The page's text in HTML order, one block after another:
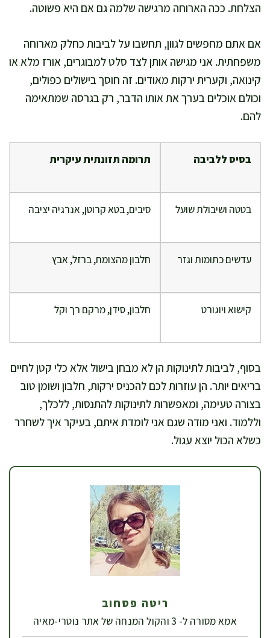
הצלחת. ככה הארוחה מרגישה שלמה גם אם היא פשוטה.
אם אתם מחפשים לגוון, תחשבו על לביבות כחלק מארוחה
משפחתית. אני מגישה אותן לצד סלט למבוגרים, אורז מלא או
קינואה, וקערית ירקות מאודים. זה חוסך בישולים כפולים,
וכולם אוכלים בערך את אותו הדבר, רק בגרסה שמתאימה
להם.
בסיס ללביבה תרומה תזונתית עיקרית
בטטה ושיבולת שועל סיבים, בטא קרוטן, אנרגיה יציבה
עדשים כתומות וגזר חלבון מהצומח, ברזל, אבץ
קישוא ויוגורט חלבון, סידן, מרקם רך וקל
בסוף, לביבות לתינוקות הן לא מבחן בישול אלא כלי קטן לחיים
בריאים יותר. הן עוזרות לכם להכניס ירקות, חלבון ושומן טוב
בצורה טעימה, ומאפשרות לתינוקות להתנסות, ללכלך,
וללמוד. ואני מודה שגם אני לומדת איתם, בעיקר איך לשחרר
כשלא הכול יוצא עגול.
ריטה פסחוב
אמא מסורה ל- 3 והקול המנחה של אתר נוטרי-מאיה